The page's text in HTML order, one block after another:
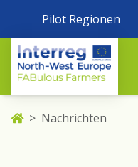
Pilot Regionen
Nachrichten